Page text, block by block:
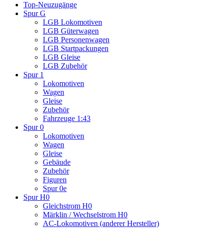
Top-Neuzugänge
Spur G
LGB Lokomotiven
LGB Güterwagen
LGB Personenwagen
LGB Startpackungen
LGB Gleise
LGB Zubehör
Spur 1
Lokomotiven
Wagen
Gleise
Zubehör
Fahrzeuge 1:43
Spur 0
Lokomotiven
Wagen
Gleise
Gebäude
Zubehör
Figuren
Spur 0e
Spur H0
Gleichstrom H0
Märklin / Wechselstrom H0
AC-Lokomotiven (anderer Hersteller)